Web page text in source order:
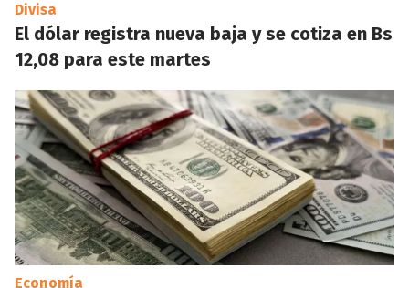
Divisa
El dólar registra nueva baja y se cotiza en Bs
12,08 para este martes
Economía